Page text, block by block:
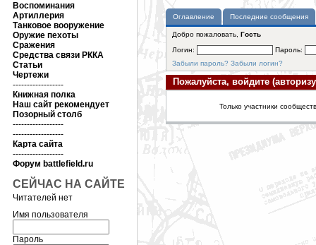
Воспоминания
Артиллерия
Танковое вооружение
Оружие пехоты
Сражения
Средства связи РККА
Статьи
Чертежи
------------------
Книжная полка
Наш сайт рекомендует
Позорный столб
------------------
------------------
Карта сайта
------------------
Форум battlefield.ru
СЕЙЧАС НА САЙТЕ
Читателей нет
Имя пользователя
Пароль
Оглавление Последние сообщения
Добро пожаловать, Гость
Логин:
Пароль:
Забыли пароль? Забыли логин?
Пожалуйста, войдите
Только участники